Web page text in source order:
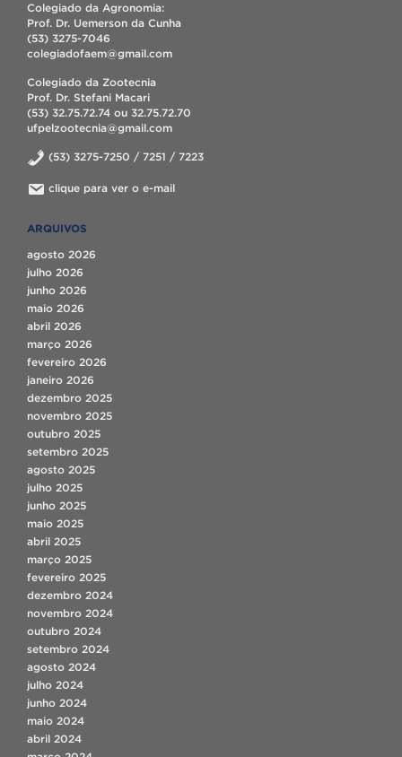
Colegiado da Agronomia:
Prof. Dr. Uemerson da Cunha
(53) 3275-7046
colegiadofaem@gmail.com
Colegiado da Zootecnia
Prof. Dr. Stefani Macari
(53) 32.75.72.74 ou 32.75.72.70
ufpelzootecnia@gmail.com
(53) 3275-7250 / 7251 / 7223
clique para ver o e-mail
ARQUIVOS
agosto 2026
julho 2026
junho 2026
maio 2026
abril 2026
março 2026
fevereiro 2026
janeiro 2026
dezembro 2025
novembro 2025
outubro 2025
setembro 2025
agosto 2025
julho 2025
junho 2025
maio 2025
abril 2025
março 2025
fevereiro 2025
dezembro 2024
novembro 2024
outubro 2024
setembro 2024
agosto 2024
julho 2024
junho 2024
maio 2024
abril 2024